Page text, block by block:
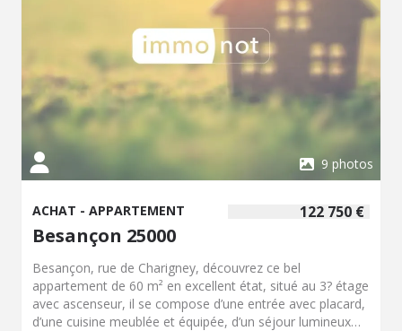
standard, établi à partir des prix de l'énergie de l'année
2021 : entre 1490.00 et 2017.00 €. Les informations sur
les risques auxquels ce bien est exposé sont disponibles
sur le site Géorisques : georisques.gouv.fr.
9 photos
122 750 €
ACHAT - APPARTEMENT
Besançon 25000
Besançon, rue de Charigney, découvrez ce bel
appartement de 60 m² en excellent état, situé au 3? étage
avec ascenseur, il se compose d’une entrée avec placard,
d’une cuisine meublée et équipée, d’un séjour lumineux